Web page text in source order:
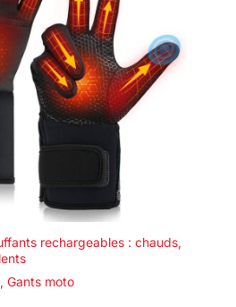
rechargeables : chauds,
, Gants moto